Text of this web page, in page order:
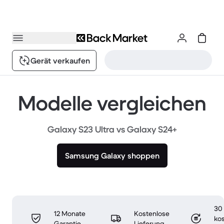
Gerät verkaufen
Modelle vergleichen
Galaxy S23 Ultra vs Galaxy S24+
Samsung Galaxy shoppen
12 Monate
Kostenlose
30